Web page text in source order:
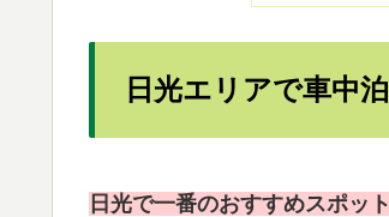
日光エリアで車中
日光で一番のおすすめスポット